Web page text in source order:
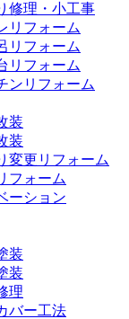
修理・小工事
リフォーム
リフォーム
リフォーム
ンリフォーム
装
装
変更リフォーム
フォーム
ーション
装
装
理
バー工法